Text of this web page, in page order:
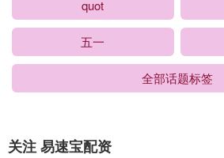
quot
五一
全部话题标签
关注 易速宝配资